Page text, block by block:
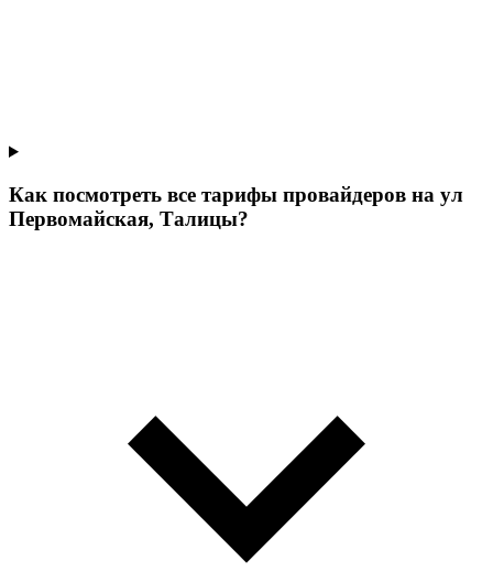
Как посмотреть все тарифы провайдеров на ул
Первомайская, Талицы?